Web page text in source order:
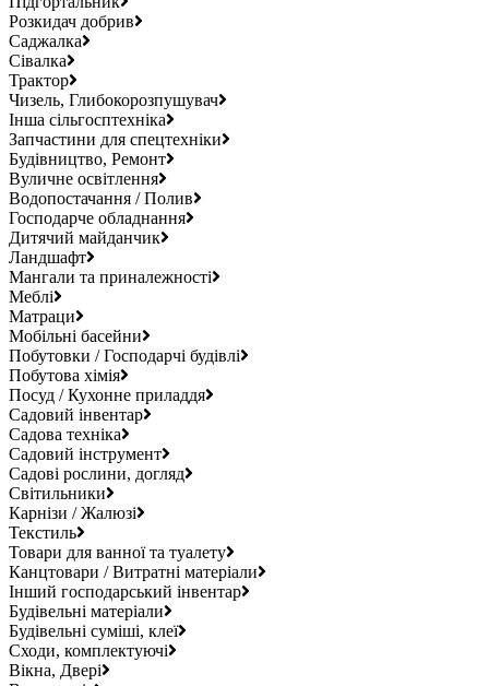
Розкидач добрив
Саджалка
Сівалка
Трактор
Чизель, Глибокорозпушувач
Інша сільгосптехніка
Запчастини для спецтехніки
Будівництво, Ремонт
Вуличне освітлення
Водопостачання / Полив
Господарче обладнання
Дитячий майданчик
Ландшафт
Мангали та приналежності
Меблі
Матраци
Мобільні басейни
Побутовки / Господарчі будівлі
Побутова хімія
Посуд / Кухонне приладдя
Садовий інвентар
Садова техніка
Садовий інструмент
Садові рослини, догляд
Світильники
Карнізи / Жалюзі
Текстиль
Товари для ванної та туалету
Канцтовари / Витратні матеріали
Інший господарський інвентар
Будівельні матеріали
Будівельні суміші, клеї
Сходи, комплектуючі
Вікна, Двері